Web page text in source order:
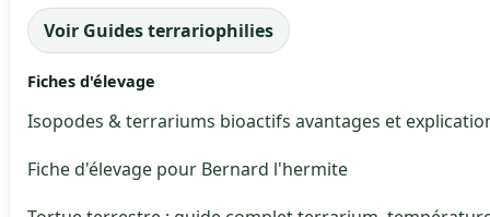
Voir Guides terrariophilies
Fiches d'élevage
Isopodes & terrariums bioactifs avantages et
Fiche d'élevage pour Bernard l'hermite